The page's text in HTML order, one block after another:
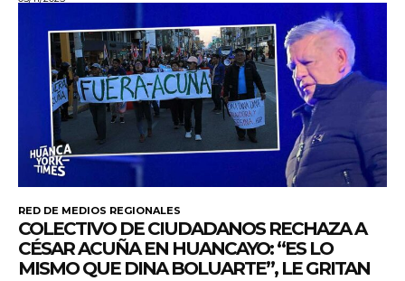
RED DE MEDIOS REGIONALES
COLECTIVO DE CIUDADANOS RECHAZA A
CÉSAR ACUÑA EN HUANCAYO: “ES LO
MISMO QUE DINA BOLUARTE”, LE GRITAN